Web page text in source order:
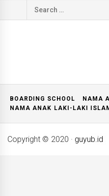
Search
for:
BOARDING SCHOOL
NAMA
NAMA ANAK LAKI-LAKI
Copyright © 2020 · guyub.id